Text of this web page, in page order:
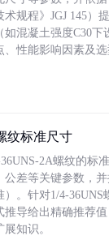
规程》JGJ 145）
混凝土强度C30下
、性能影响因素及
纹标准尺寸
2A螺纹的标
公差等关键参数，
）。针对1/4-
推导给出精确推荐
知识。